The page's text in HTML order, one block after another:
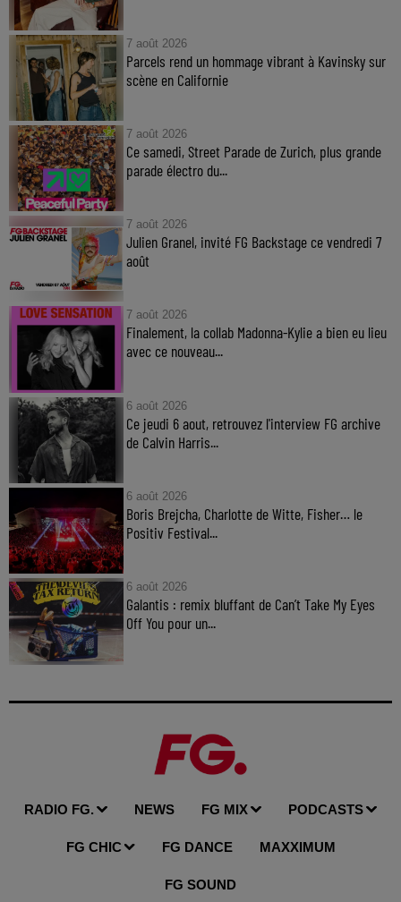
7 août 2026
Parcels rend un hommage vibrant à Kavinsky sur
scène en Californie
7 août 2026
Ce samedi, Street Parade de Zurich, plus grande
parade électro du...
7 août 2026
Julien Granel, invité FG Backstage ce vendredi 7
août
7 août 2026
Finalement, la collab Madonna-Kylie a bien eu lieu
avec ce nouveau...
6 août 2026
Ce jeudi 6 aout, retrouvez l'interview FG archive
de Calvin Harris...
6 août 2026
Boris Brejcha, Charlotte de Witte, Fisher… le
Positiv Festival...
6 août 2026
Galantis : remix bluffant de Can’t Take My Eyes
Off You pour un...
RADIO FG. NEWS FG MIX PODCASTS
FG CHIC FG DANCE MAXXIMUM
FG SOUND